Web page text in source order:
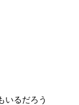
いるだろう